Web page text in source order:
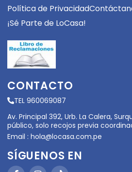
Política de Privacidad
¡Sé Parte de LoCasa!
CONTACTO
TEL 960069087
Av. Principal 392, Urb. La Calera,
público, solo recojos previa
Email : hola@locasa.com.pe
SÍGUENOS EN